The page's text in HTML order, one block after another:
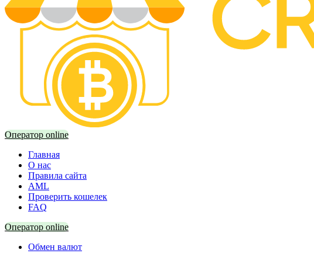
Оператор online
Главная
О нас
Правила сайта
AML
Проверить кошелек
FAQ
Оператор online
Обмен валют